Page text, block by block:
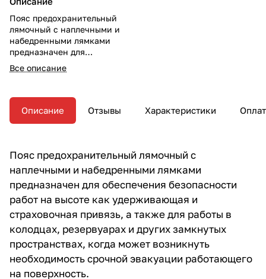
Пояс предохранительный
лямочный с наплечными и
набедренными лямками
предназначен для
обеспечения безопасности
работ на высоте,
Все описание
Описание Отзывы Характеристики
Пояс предохранительный лямочный с
наплечными и набедренными лямками
предназначен для обеспечения безопасности
работ на высоте как удерживающая и
страховочная привязь, а также для работы в
колодцах, резервуарах и других замкнутых
пространствах, когда может возникнуть
необходимость срочной эвакуации работающего
на поверхность.